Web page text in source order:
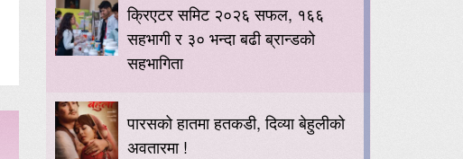
क्रिएटर समिट २०२६ सफल, १६६
सहभागी र ३० भन्दा बढी ब्रान्डको
सहभागिता
पारसको हातमा हतकडी, दिव्या बेहुलीको
अवतारमा !